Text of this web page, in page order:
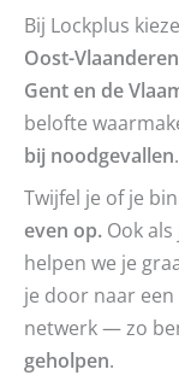
Bij Lockplus
Oost-Vlaanderen
Gent en de
belofte
bij noodgevallen.
Twijfel je of je
even op. Ook
helpen we je
je door naar
netwerk — zo
geholpen.